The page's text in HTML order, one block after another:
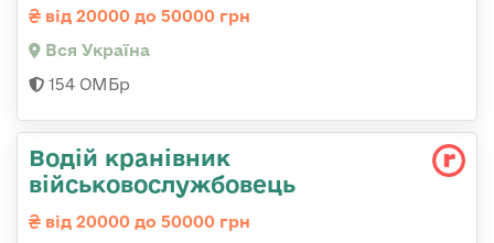
від 20000 до 50000 грн
Вся Україна
154 ОМБр
Водій кранівник
військовослужбовець
від 20000 до 50000 грн